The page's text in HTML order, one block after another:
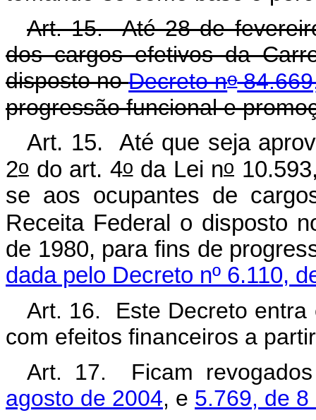
Art. 15. Até 28 de
dos cargos efetivos da
disposto noDecreto no
progressão funcional e
Art. 15. Até que seja
2o do art. 4oda Lei no
se aos ocupantes de
Receita Federal o disposto
de 1980, para fins de
dada pelo Decreto nº 6.110,
Art. 16. Este Decreto entra
com efeitos financeiros a
Art. 17. Ficam
agosto de 2004, e 5.769, de